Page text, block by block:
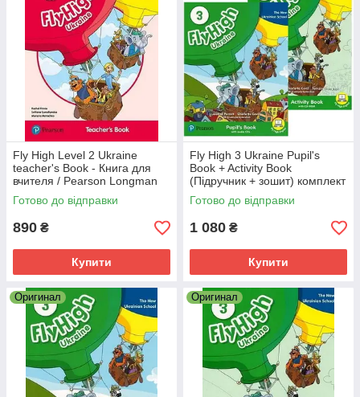
Fly High Level 2 Ukraine
teacher's Book - Книга для
вчителя / Pearson Longman
Готово до відправки
890 ₴
Купити
Fly High 3 Ukraine Pupil's
Book + Activity Book
(Підручник + зошит) комплект
Готово до відправки
1 080 ₴
Купити
Оригинал Оригинал